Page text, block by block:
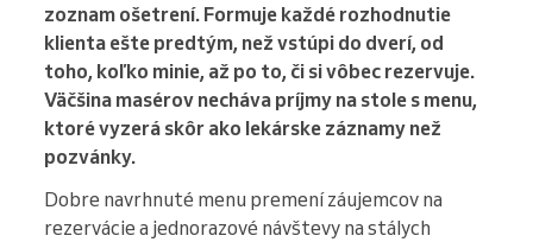
zoznam ošetrení. Formuje každé rozhodnutie
klienta ešte predtým, než vstúpi do dverí, od
toho, koľko minie, až po to, či si vôbec rezervuje.
Väčšina masérov necháva príjmy na stole s menu,
ktoré vyzerá skôr ako lekárske záznamy než
pozvánky.
Dobre navrhnuté menu premení záujemcov na
rezervácie a jednorazové návštevy na stálych